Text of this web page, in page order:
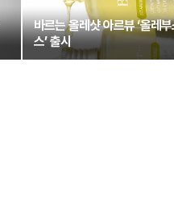
바르는 올레샷 아르뷰 ‘올레
스’ 출시